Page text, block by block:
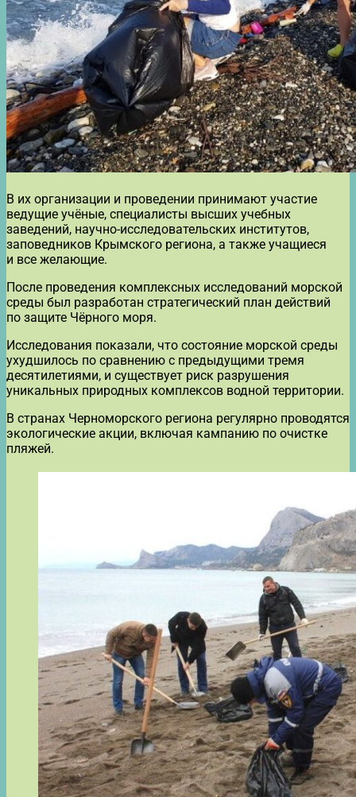
В их организации и проведении принимают участие
ведущие учёные, специалисты высших учебных
заведений, научно-исследовательских институтов,
заповедников Крымского региона, а также учащиеся
и все желающие.
После проведения комплексных исследований морской
среды был разработан стратегический план действий
по защите Чёрного моря.
Исследования показали, что состояние морской среды
ухудшилось по сравнению с предыдущими тремя
десятилетиями, и существует риск разрушения
уникальных природных комплексов водной территории.
В странах Черноморского региона регулярно проводятся
экологические акции, включая кампанию по очистке
пляжей.